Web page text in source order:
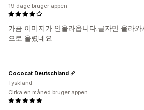
가끔 이미지가 안올라옵니다.글자만 올라
으로 올렸네요
19 dage bruger appen
Cococat Deutschland
Tyskland
Cirka en måned bruger appen